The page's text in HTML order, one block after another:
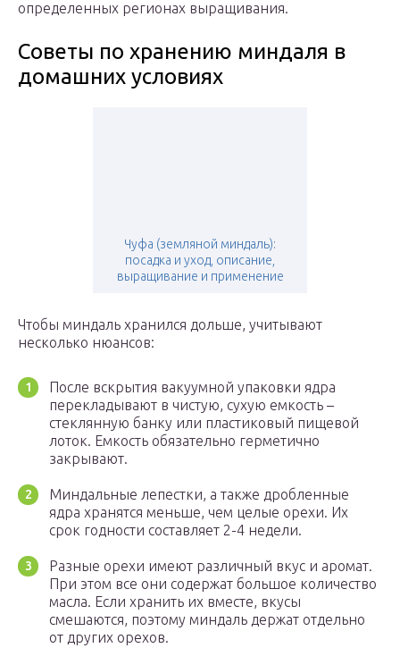
определенных регионах выращивания.
Советы по хранению миндаля в
домашних условиях
Чуфа (земляной миндаль):
посадка и уход, описание,
выращивание и применение
Чтобы миндаль хранился дольше, учитывают
несколько нюансов:
После вскрытия вакуумной упаковки ядра
перекладывают в чистую, сухую емкость –
стеклянную банку или пластиковый пищевой
лоток. Емкость обязательно герметично
закрывают.
Миндальные лепестки, а также дробленные
ядра хранятся меньше, чем целые орехи. Их
срок годности составляет 2-4 недели.
Разные орехи имеют различный вкус и аромат.
При этом все они содержат большое количество
масла. Если хранить их вместе, вкусы
смешаются, поэтому миндаль держат отдельно
от других орехов.